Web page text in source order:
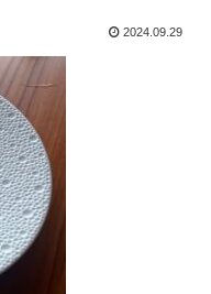
2024.09.29